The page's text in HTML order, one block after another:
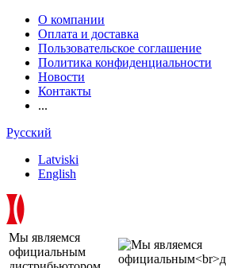
О компании
Оплата и доставка
Пользовательское соглашение
Политика конфиденциальности
Новости
Контакты
...
Русский
Latviski
English
Мы являемся
официальным